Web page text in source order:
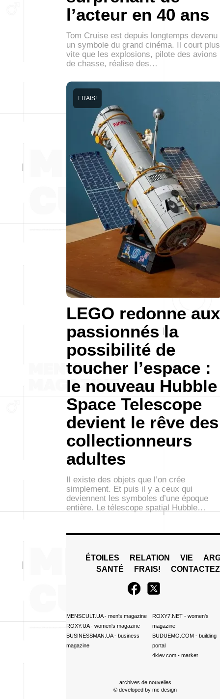
l’acteur en 40 ans
Tom Cruise est depuis longtemps devenu
un symbole du grand cinéma. Il court plus
vite que les explosions, pilote des avions
de chasse, réalise des…
LEGO redonne aux
passionnés la
possibilité de
toucher l’espace :
le nouveau Hubble
Space Telescope
devient le rêve des
collectionneurs
adultes
FRAIS!
Il existe des objets que l’on crée
simplement. Et puis il y a ceux qui
deviennent les symboles d’une époque
entière. Le télescope spatial Hubble…
ÉTOILES RELATION VIE
SANTÉ
FRAIS!
MENSCULT.UA- men's magazine
ROXY.UA- women's magazine
BUSINESSMAN.UA- business
magazine
ROXY7.NET- women's
magazine
BUDUEMO.COM- building
portal
4kiev.com- market
archives de nouvelles
© developed by mc design